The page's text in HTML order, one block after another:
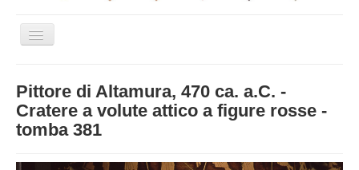
Cambia
navigazione
STRUTTURA
ATTIVITA'
Pittore di Altamura, 470 ca. a.C. -
Cratere a volute attico a figure rosse -
tomba 381